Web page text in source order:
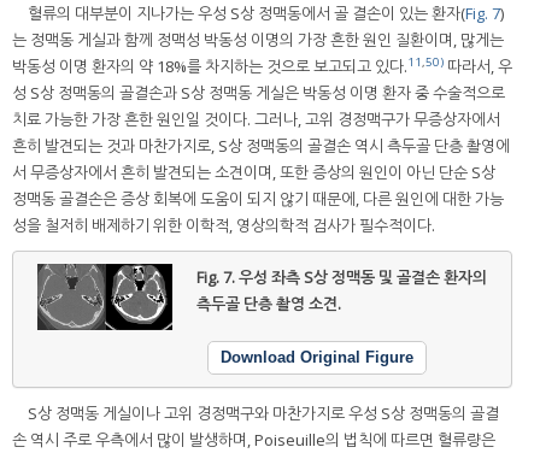
혈류의 대부분이 지나가는 우성 S상 정맥동에서 골 결손이 있는 환자(Fig. 7)
는 정맥동 게실과 함께 정맥성 박동성 이명의 가장 흔한 원인 질환이며, 많게는
박동성 이명 환자의 약 18%를 차지하는 것으로 보고되고 있다.11,50) 따라서, 우
성 S상 정맥동의 골결손과 S상 정맥동 게실은 박동성 이명 환자 중 수술적으로
치료 가능한 가장 흔한 원인일 것이다. 그러나, 고위 경정맥구가 무증상자에서
흔히 발견되는 것과 마찬가지로, S상 정맥동의 골결손 역시 측두골 단층 촬영에
서 무증상자에서 흔히 발견되는 소견이며, 또한 증상의 원인이 아닌 단순 S상
정맥동 골결손은 증상 회복에 도움이 되지 않기 때문에, 다른 원인에 대한 가능
성을 철저히 배제하기 위한 이학적, 영상의학적 검사가 필수적이다.
Fig. 7.우성 좌측 S상 정맥동 및 골결손 환자의
측두골 단층 촬영 소견.
Download Original Figure
S상 정맥동 게실이나 고위 경정맥구와 마찬가지로 우성 S상 정맥동의 골결
손 역시 주로 우측에서 많이 발생하며, Poiseuille의 법칙에 따르면 혈류량은